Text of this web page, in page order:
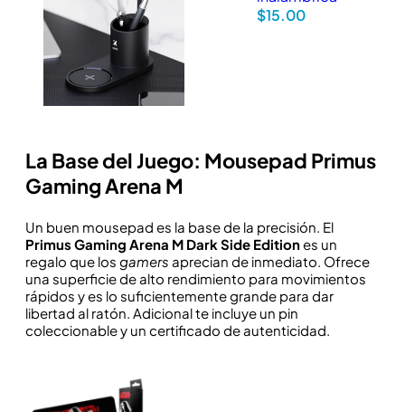
$15.00
La Base del Juego: Mousepad Primus
Gaming Arena M
Un buen mousepad es la base de la precisión. El
Primus Gaming Arena M Dark Side Editiones un
regalo que los gamers aprecian de inmediato. Ofrece
una superficie de alto rendimiento para movimientos
rápidos y es lo suficientemente grande para dar
libertad al ratón. Adicional te incluye un pin
coleccionable y un certificado de autenticidad.